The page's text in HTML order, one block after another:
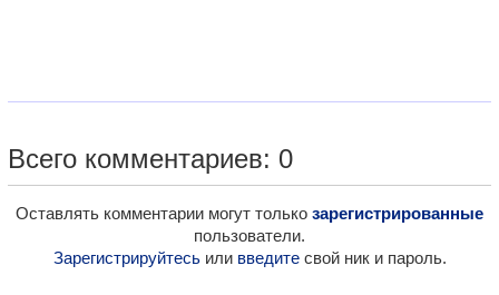
Всего комментариев: 0
Оставлять комментарии могут только зарегистрированные
пользователи.
Зарегистрируйтесьили введитесвой ник и пароль.